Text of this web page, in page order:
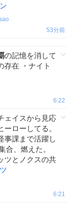
53分前
の記憶を消して
存在 ・ナイト
6:22
ェイスから見応
ローしてる。
事課まで活躍し
合、燃えた。
ツとノクスの共
6:21